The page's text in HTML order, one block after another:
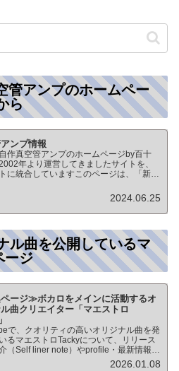
管アンプのホームペー
ら
ンプ情報
作真空管アンプのホームページby百十
年より運営してきましたサイトを、
に統合していますこのページは、「新
ページになりますオーディオ情報全般の
2024.06.25
ル曲を公開しているマ
ージ
ージ≫ボカロをメインに活動するオ
ル曲クリエイター「マエストロ
で、クオリティの高いオリジナル曲を発
るマエストロTackyについて、リリース
（Self liner note）やprofile・最新情報な
チャンネル登録100人突破記念作品の生
2026.01.08